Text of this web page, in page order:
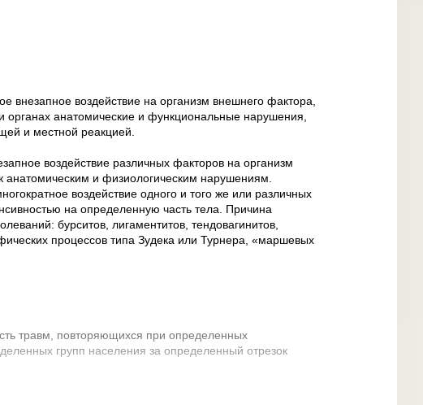
внезапное воздействие на организм внешнего фактора,
органах анатомические и функциональные нарушения,
и местной реакцией.
воздействие различных факторов на организм
анатомическим и физиологическим нарушениям.
воздействие одного и того же или различных
на определенную часть тела. Причина
бурситов, лигаментитов, тендовагинитов,
процессов типа Зудека или Турнера, «маршевых
травм, повторяющихся при определенных
групп населения за определенный отрезок